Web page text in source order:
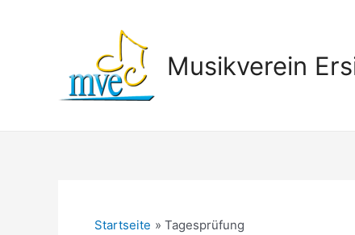
Musikverein
Startseite Tagesprüfung